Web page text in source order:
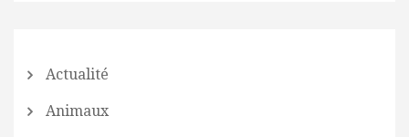
Actualité
Animaux